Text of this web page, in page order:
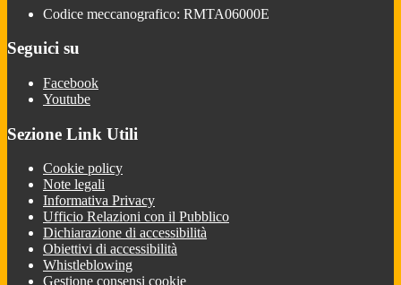
Codice meccanografico: RMTA06000E
Seguici su
Facebook
Youtube
Sezione Link Utili
Cookie policy
Note legali
Informativa Privacy
Ufficio Relazioni con il Pubblico
Dichiarazione di accessibilità
Obiettivi di accessibilità
Whistleblowing
Gestione consensi cookie